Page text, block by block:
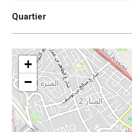
Quartier
+
−